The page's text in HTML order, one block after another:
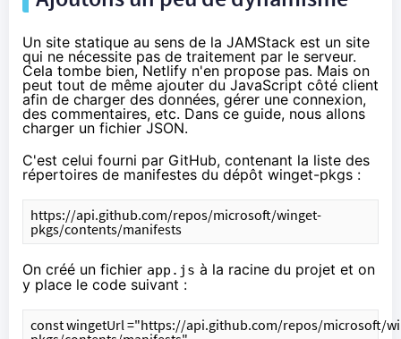
Un site statique au sens de la JAMStack est un site
qui ne nécessite pas de traitement par le serveur.
Cela tombe bien, Netlify n'en propose pas. Mais on
peut tout de même ajouter du JavaScript côté client
afin de charger des données, gérer une connexion,
des commentaires, etc. Dans ce guide, nous allons
charger un fichier JSON.
C'est celui fourni par GitHub, contenant la liste des
répertoires de manifestes du dépôt winget-pkgs :
https://api.github.com/repos/microsoft/winget-
pkgs/contents/manifests
On créé un fichier app.js à la racine du projet et on
y place le code suivant :
const wingetUrl ="https://api.github.com/repos/microsoft/